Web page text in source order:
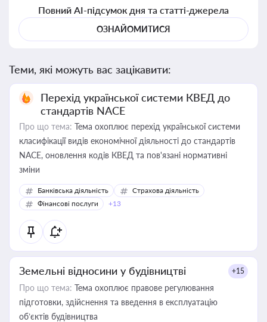
Повний AI-підсумок дня та статті-джерела
ОЗНАЙОМИТИСЯ
Теми, які можуть вас зацікавити:
Перехід української системи КВЕД до
стандартів NACE
Про що тема: Тема охоплює перехід української системи
класифікації видів економічної діяльності до стандартів
NACE, оновлення кодів КВЕД та пов'язані нормативні
зміни
Банківська діяльність
Страхова діяльність
Фінансові послуги
+13
Земельні відносини у будівництві +15
Про що тема: Тема охоплює правове регулювання
підготовки, здійснення та введення в експлуатацію
об’єктів будівництва